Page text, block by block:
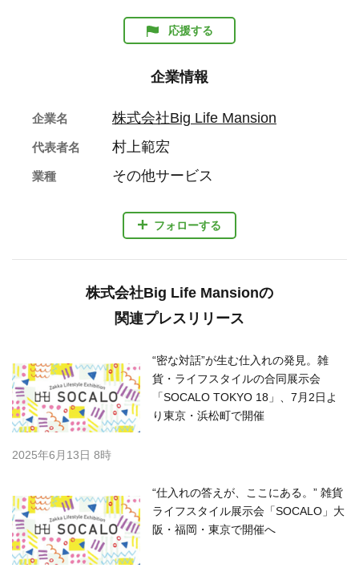
応援する
企業情報
フォローする
企業名 株式会社Big Life Mansion
代表者名 村上範宏
業種 その他サービス
株式会社Big Life Mansionの
関連プレスリリース
“密な対話”が生む仕入れの発見。雑
貨・ライフスタイルの合同展示会
「SOCALO TOKYO 18」、7月2日よ
り東京・浜松町で開催
2025年6月13日 8時
“仕入れの答えが、ここにある。” 雑貨
ライフスタイル展示会「SOCALO」大
阪・福岡・東京で開催へ